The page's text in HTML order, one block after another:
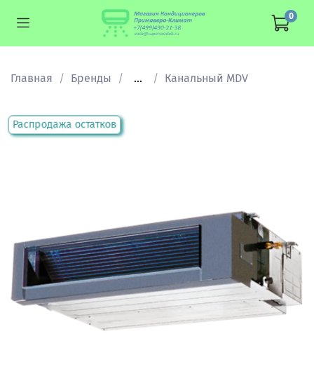
0
Главная Бренды ... Канальный MDV
Распродажа остатков